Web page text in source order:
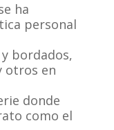
ha
personal
bordados,
otros en
donde
como el